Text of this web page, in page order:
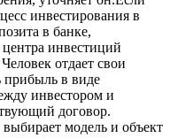
инвестирования в
в банке,
центра инвестиций
отдает свои
прибыль в виде
инвестором и
договор.
модель и объект